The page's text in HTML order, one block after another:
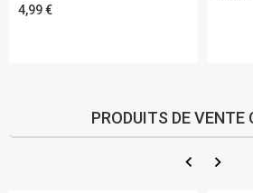
4,99 €
PRODUITS DE VENTE